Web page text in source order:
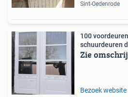
Sint-Oedenrode
100
schuurdeuren
Zie
Bezoek website